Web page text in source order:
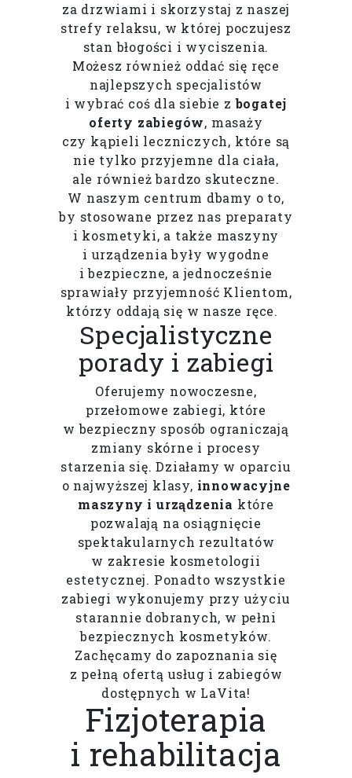
za drzwiami i skorzystaj z naszej
strefy relaksu, w której poczujesz
stan błogości i wyciszenia.
Możesz również oddać się ręce
najlepszych specjalistów
i wybrać coś dla siebie zbogatej
oferty zabiegów, masaży
czy kąpieli leczniczych, które są
nie tylko przyjemne dla ciała,
ale również bardzo skuteczne.
W naszym centrum dbamy o to,
by stosowane przez nas preparaty
i kosmetyki, a także maszyny
i urządzenia były wygodne
i bezpieczne, a jednocześnie
sprawiały przyjemność Klientom,
którzy oddają się w nasze ręce.
Specjalistyczne
porady i zabiegi
Oferujemy nowoczesne,
przełomowe zabiegi, które
w bezpieczny sposób ograniczają
zmiany skórne i procesy
starzenia się. Działamy w oparciu
o najwyższej klasy, innowacyjne
maszyny i urządzenia które
pozwalają na osiągnięcie
spektakularnych rezultatów
w zakresie kosmetologii
estetycznej. Ponadto wszystkie
zabiegi wykonujemy przy użyciu
starannie dobranych, w pełni
bezpiecznych kosmetyków.
Zachęcamy do zapoznania się
z pełną ofertą usług i zabiegów
dostępnych w LaVita!
Fizjoterapia
i rehabilitacja